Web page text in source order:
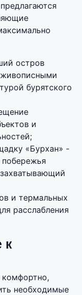
остров
бурятского
и
«Бурхан» -
и термальных
расслабления
к
необходимые